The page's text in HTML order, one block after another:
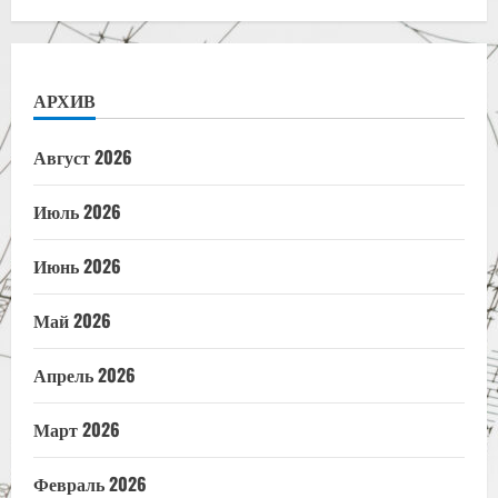
АРХИВ
Август 2026
Июль 2026
Июнь 2026
Май 2026
Апрель 2026
Март 2026
Февраль 2026